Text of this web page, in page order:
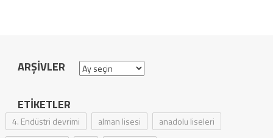
ARŞIVLER Arşivler
ETIKETLER
4. Endüstri devrimi alman lisesi
anadolu liseleri